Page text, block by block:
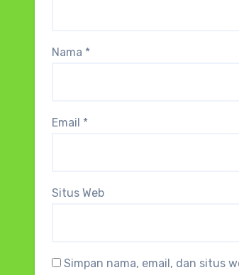
Nama *
Email *
Situs Web
Simpan nama, email, dan situs